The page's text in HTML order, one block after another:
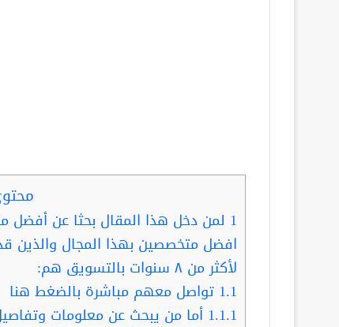
1 لمن دخل هذا المقال بحثا عن
افضل متخصصين بهذا المجال والذين
لأكثر من ٨ سنوات بالتسويق هم:
1.1 تواصل معهم مباشرة بالضغط هنا
1.1.1 أما من يبحث عن معلومات